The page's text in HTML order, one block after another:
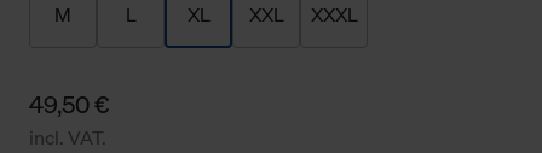
M L XL XXL XXXL
49,50 €
incl. VAT.